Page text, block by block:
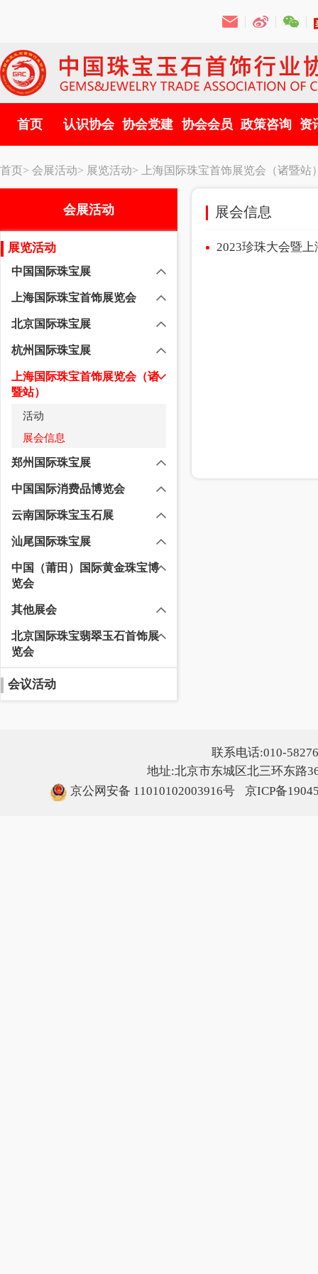
首页 认识协会 协会党建 协会会员 政策咨询 资
首页> 会展活动> 展览活动> 上海国际珠宝首饰展览会（诸暨站
会展活动
展览活动
中国国际珠宝展
上海国际珠宝首饰展览会
北京国际珠宝展
杭州国际珠宝展
上海国际珠宝首饰展览会（诸
暨站）
活动
展会信息
郑州国际珠宝展
中国国际消费品博览会
云南国际珠宝玉石展
汕尾国际珠宝展
中国（莆田）国际黄金珠宝博
览会
其他展会
北京国际珠宝翡翠玉石首饰展
览会
会议活动
展会信息
2023珍珠大会暨
联系电话:010-
地址:北京市东城区北三环东路
京公网安备 11010102003916号
京ICP备